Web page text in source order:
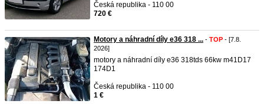
Česká republika - 110 00
720 €
Motory a náhradní díly e36 318 ... - TOP - [7.8.
2026]
motory a náhradní díly e36 318tds 66kw m41D17
174D1
Česká republika - 110 00
1 €